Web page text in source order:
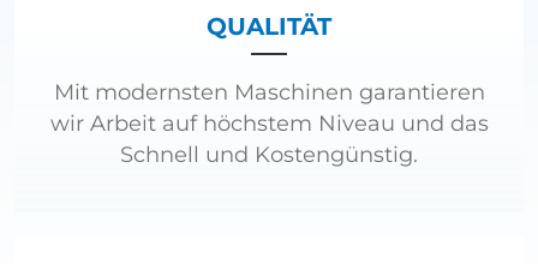
QUALITÄT
Mit modernsten Maschinen garantieren
wir Arbeit auf höchstem Niveau und das
Schnell und Kostengünstig.